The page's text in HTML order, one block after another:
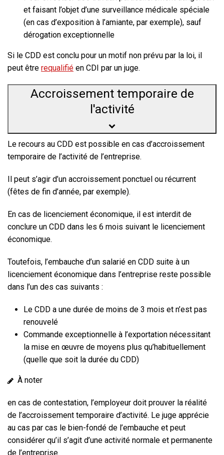
et faisant l’objet d’une surveillance médicale spéciale
(en cas d’exposition à l’amiante, par exemple), sauf
dérogation exceptionnelle
Si le CDD est conclu pour un motif non prévu par la loi, il
peut être requalifié en CDI par un juge.
Accroissement temporaire de
l'activité
Le recours au CDD est possible en cas d’accroissement
temporaire de l’activité de l’entreprise.
Il peut s’agir d’un accroissement ponctuel ou récurrent
(fêtes de fin d’année, par exemple).
En cas de licenciement économique, il est interdit de
conclure un CDD dans les 6 mois suivant le licenciement
économique.
Toutefois, l’embauche d’un salarié en CDD suite à un
licenciement économique dans l’entreprise reste possible
dans l’un des cas suivants :
Le CDD a une durée de moins de 3 mois et n’est pas
renouvelé
Commande exceptionnelle à l’exportation nécessitant
la mise en œuvre de moyens plus qu’habituellement
(quelle que soit la durée du CDD)
À noter
en cas de contestation, l’employeur doit prouver la réalité
de l’accroissement temporaire d’activité. Le juge apprécie
au cas par cas le bien-fondé de l’embauche et peut
considérer qu’il s’agit d’une activité normale et permanente
de l’entreprise.